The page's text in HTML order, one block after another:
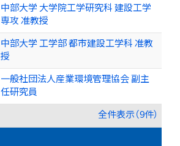
中部大学 大学院工学研究科 建設工学
専攻 准教授
中部大学 工学部 都市建設工学科 准教
授
一般社団法人産業環境管理協会 副主
任研究員
全件表示（9件）